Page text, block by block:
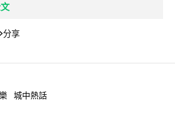
分享
城中熱話